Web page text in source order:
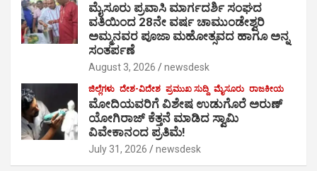
ಮೈಸೂರು ಪ್ರವಾಸಿ ಮಾರ್ಗದರ್ಶಿ ಸಂಘದ
ವತಿಯಿಂದ 28ನೇ ವರ್ಷ ಚಾಮುಂಡೇಶ್ವರಿ
ಅಮ್ಮನವರ ಪೂಜಾ ಮಹೋತ್ಸವದ ಹಾಗೂ ಅನ್ನ
ಸಂತರ್ಪಣೆ
August 3, 2026 newsdesk
ಜಿಲ್ಲೆಗಳು ದೇಶ-ವಿದೇಶ ಪ್ರಮುಖ ಸುದ್ದಿ ಮೈಸೂರು ರಾಜಕೀಯ
ಮೋದಿಯವರಿಗೆ ವಿಶೇಷ ಉಡುಗೊರೆ ಅರುಣ್
ಯೋಗಿರಾಜ್ ಕೆತ್ತನೆ ಮಾಡಿದ ಸ್ವಾಮಿ
ವಿವೇಕಾನಂದ ಪ್ರತಿಮೆ!
July 31, 2026 newsdesk